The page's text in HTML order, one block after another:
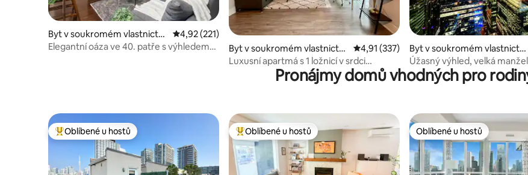
Byt v soukromém vlastnictví
ve městě Toronto
Průměrné hodnocení 4,92 z 5, 221 hodnocení
4,92 (221)
Elegantní oáza ve 40. patře s výhledem
Byt v soukromém vlastnictví
ve městě Toronto
Průměrné hodnocení 4,91 z 5, 337
4,91 (337)
Luxusní apartmá s 1 ložnicí v srdci
Byt v soukromém vlastnictví
ve městě Toronto
Úžasný výhled, velká
v srdci Toronta!
Pronájmy domů vhodných pro
Nejlepší v kategorii Oblíbené u hostů
Oblíbené u hostů Nejlepší v kategorii Oblíbené u hostů
Oblíbené u hostů Oblíbené u hostů
Oblíbené u hostů